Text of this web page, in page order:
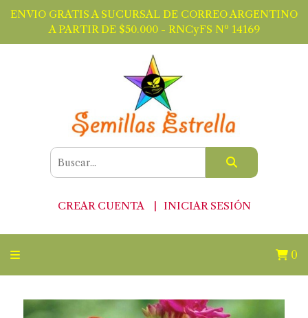
ENVIO GRATIS A SUCURSAL DE CORREO ARGENTINO
A PARTIR DE $50.000 - RNCyFS Nº 14169
CREAR CUENTA INICIAR SESIÓN
0